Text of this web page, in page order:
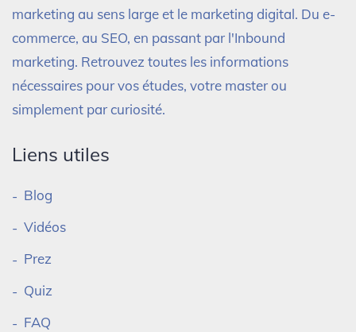
marketing au sens large et le marketing digital. Du e-
commerce, au SEO, en passant par l'Inbound
marketing. Retrouvez toutes les informations
nécessaires pour vos études, votre master ou
simplement par curiosité.
Liens utiles
Blog
Vidéos
Prez
Quiz
FAQ